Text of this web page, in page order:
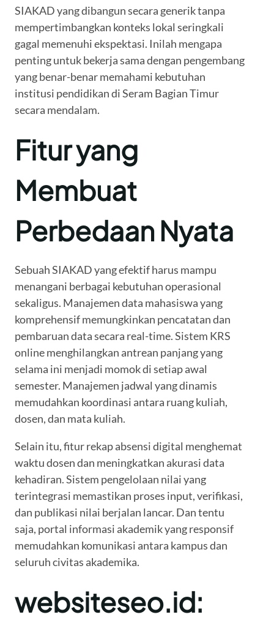
SIAKAD yang dibangun secara generik tanpa
mempertimbangkan konteks lokal seringkali
gagal memenuhi ekspektasi. Inilah mengapa
penting untuk bekerja sama dengan pengembang
yang benar-benar memahami kebutuhan
institusi pendidikan di Seram Bagian Timur
secara mendalam.
Fitur yang
Membuat
Perbedaan Nyata
Sebuah SIAKAD yang efektif harus mampu
menangani berbagai kebutuhan operasional
sekaligus. Manajemen data mahasiswa yang
komprehensif memungkinkan pencatatan dan
pembaruan data secara real-time. Sistem KRS
online menghilangkan antrean panjang yang
selama ini menjadi momok di setiap awal
semester. Manajemen jadwal yang dinamis
memudahkan koordinasi antara ruang kuliah,
dosen, dan mata kuliah.
Selain itu, fitur rekap absensi digital menghemat
waktu dosen dan meningkatkan akurasi data
kehadiran. Sistem pengelolaan nilai yang
terintegrasi memastikan proses input, verifikasi,
dan publikasi nilai berjalan lancar. Dan tentu
saja, portal informasi akademik yang responsif
memudahkan komunikasi antara kampus dan
seluruh civitas akademika.
websiteseo.id: